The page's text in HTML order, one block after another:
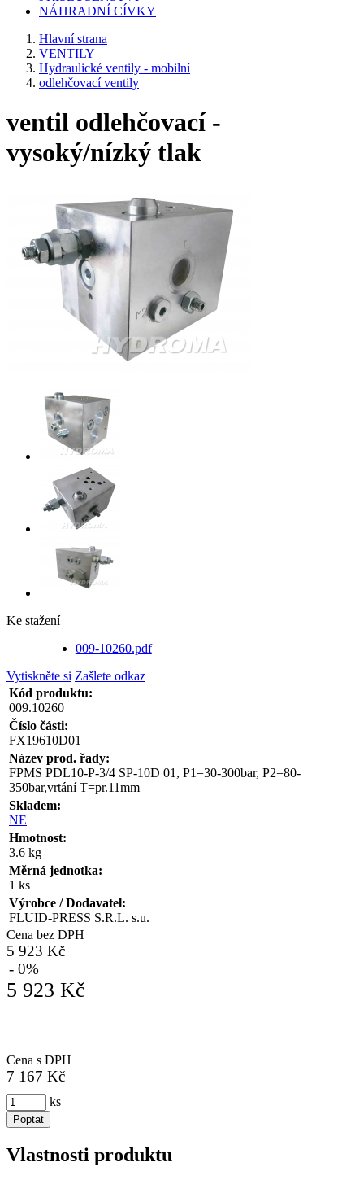
NÁHRADNÍ CÍVKY
Hlavní strana
VENTILY
Hydraulické ventily - mobilní
odlehčovací ventily
ventil odlehčovací -
vysoký/nízký tlak
Ke stažení
009-10260.pdf
Vytiskněte si Zašlete odkaz
Kód produktu:
009.10260
Číslo části:
FX19610D01
Název prod. řady:
FPMS PDL10-P-3/4 SP-10D 01, P1=30-300bar, P2=80-
350bar,vrtání T=pr.11mm
Skladem:
NE
Hmotnost:
3.6 kg
Měrná jednotka:
1 ks
Výrobce / Dodavatel:
FLUID-PRESS S.R.L. s.u.
Cena bez DPH
5 923 Kč
- 0%
5 923 Kč
Cena s DPH
7 167 Kč
ks
Poptat
Vlastnosti produktu